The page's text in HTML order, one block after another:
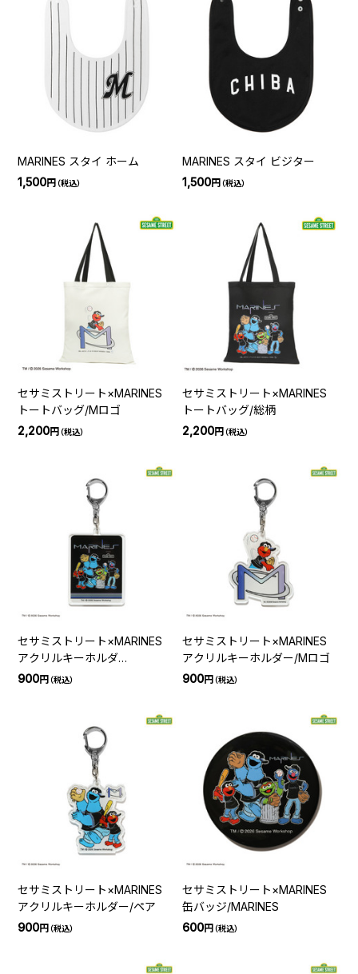
MARINES スタイ ホーム
1,500円（税込）
MARINES スタイ ビジター
1,500円（税込）
セサミストリート×MARINES
トートバッグ/Mロゴ
2,200円（税込）
セサミストリート×MARINES
トートバッグ/総柄
2,200円（税込）
セサミストリート×MARINES
アクリルキーホルダ
ー/MARINES
900円（税込）
セサミストリート×MARINES
アクリルキーホルダー/Mロゴ
900円（税込）
セサミストリート×MARINES
アクリルキーホルダー/ペア
900円（税込）
セサミストリート×MARINES
缶バッジ/MARINES
600円（税込）